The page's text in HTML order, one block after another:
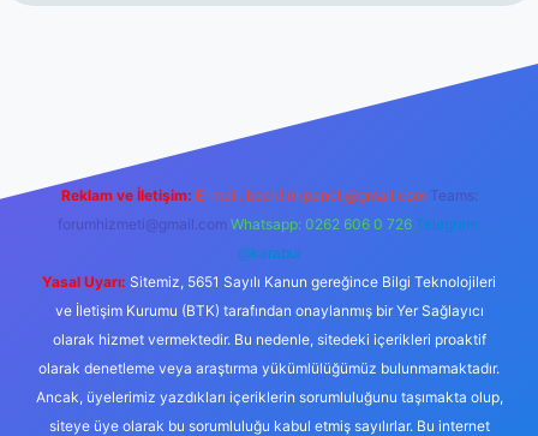
Reklam ve İletişim: E-mail: backlinkpaneli@gmail.com Teams:
forumhizmeti@gmail.com Whatsapp: 0262 606 0 726 Telegram:
@karabul
Yasal Uyarı: Sitemiz, 5651 Sayılı Kanun gereğince Bilgi Teknolojileri
ve İletişim Kurumu (BTK) tarafından onaylanmış bir Yer Sağlayıcı
olarak hizmet vermektedir. Bu nedenle, sitedeki içerikleri proaktif
olarak denetleme veya araştırma yükümlülüğümüz bulunmamaktadır.
Ancak, üyelerimiz yazdıkları içeriklerin sorumluluğunu taşımakta olup,
siteye üye olarak bu sorumluluğu kabul etmiş sayılırlar. Bu internet